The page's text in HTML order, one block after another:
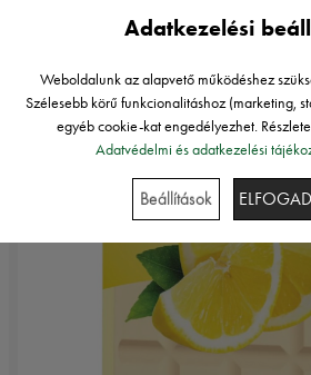
Adatkezelési
Weboldalunk az alapvető működéshez
Szélesebb körű funkcionalitáshoz (marketing,
egyéb cookie-kat engedélyezhet.
Adatvédelmi és adatkezelési
Beállítások